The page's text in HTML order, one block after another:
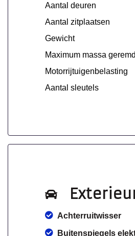
Aantal deuren
Aantal zitplaatsen
Gewicht
Maximum massa geremd
Motorrijtuigenbelasting
Aantal sleutels
Achterruitwisser
Buitenspiegels